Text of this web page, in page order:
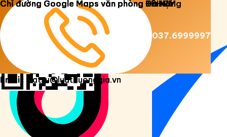
Copyright 2026 © Luật Dương Gia